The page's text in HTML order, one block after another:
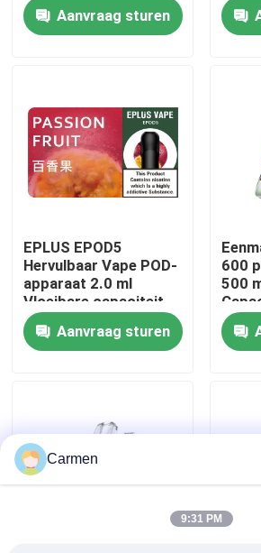
Thuis
Videos
Over ons
Fabrieksreis
Kwaliteitscontrole
Vraag een offerte aan
Vozol damp
professionals
Aanvraag sturen
20
EPLUS EPOD5
Hervulbaar Vape POD-
apparaat 2.0 ml
Vloeibare capaciteit
20 mg/ml Nicotine 21
smaakopties
Aanvraag sturen
600
500
Carmen
9:31 PM